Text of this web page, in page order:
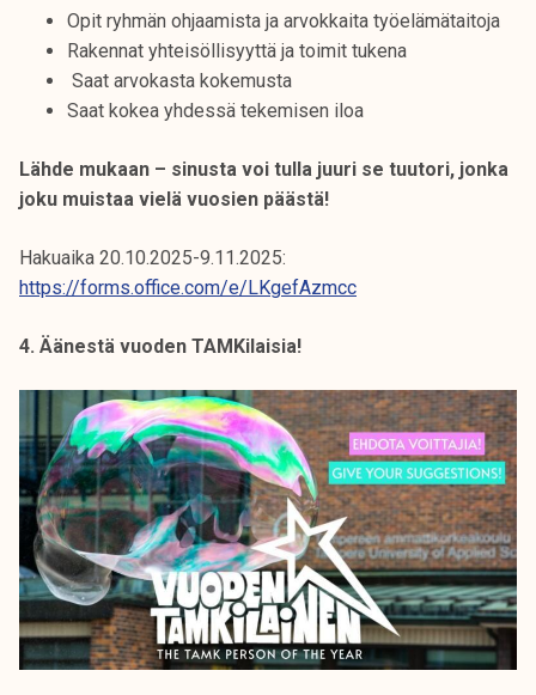
Opit ryhmän ohjaamista ja arvokkaita työelämätaitoja
Rakennat yhteisöllisyyttä ja toimit tukena
Saat arvokasta kokemusta
Saat kokea yhdessä tekemisen iloa
Lähde mukaan – sinusta voi tulla juuri se tuutori, jonka
joku muistaa vielä vuosien päästä!
Hakuaika 20.10.2025-9.11.2025:
https://forms.office.com/e/LKgefAzmcc
4. Äänestä vuoden TAMKilaisia!